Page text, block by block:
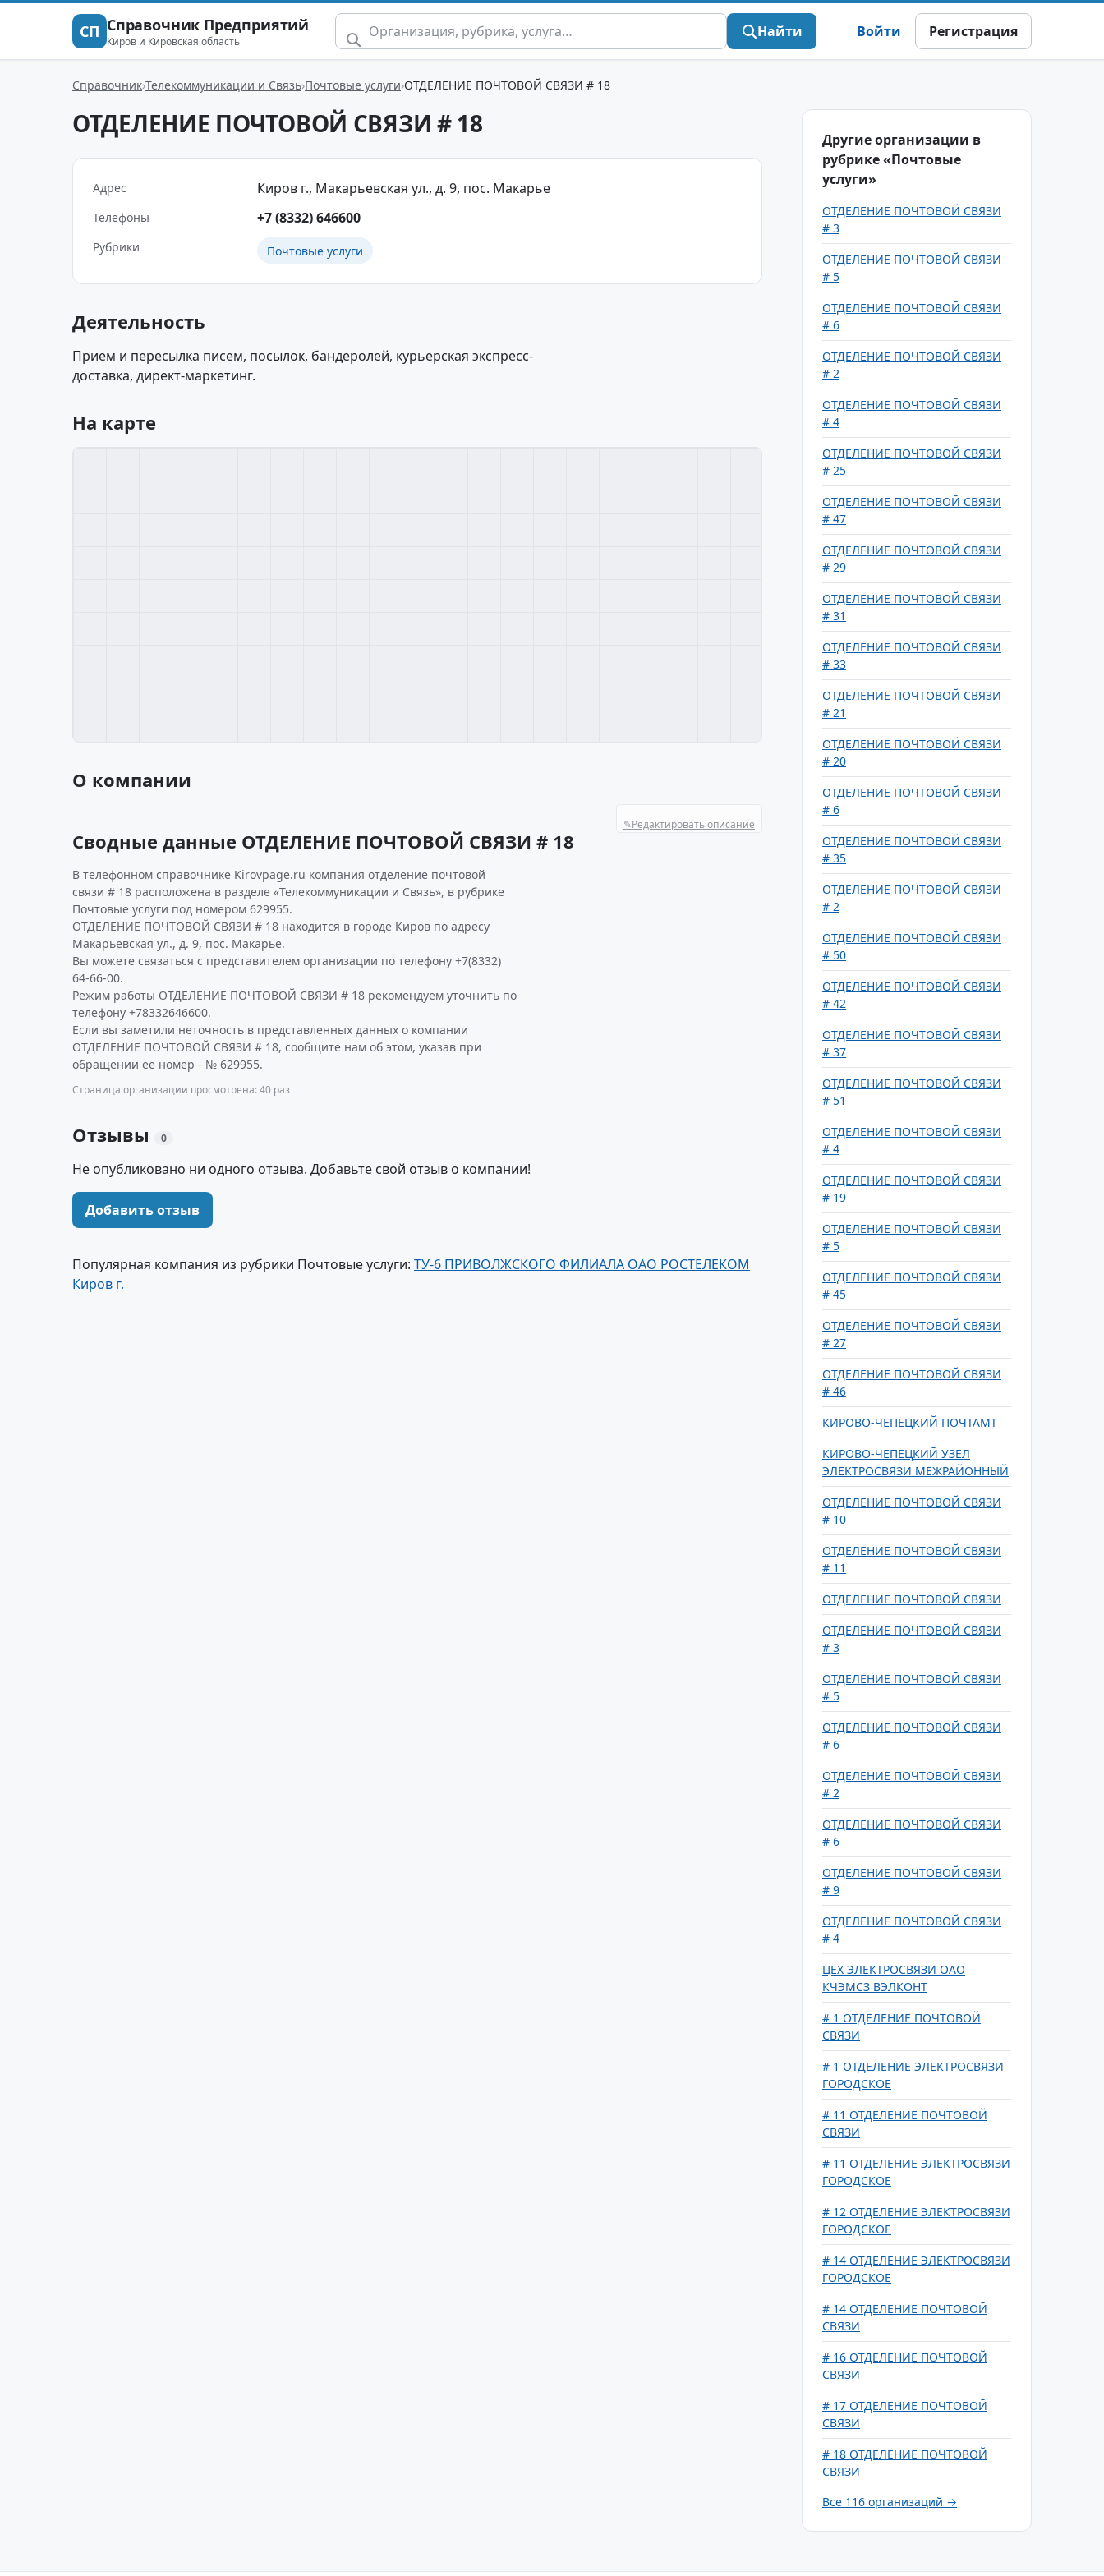
СП Справочник Предприятий
Киров и Кировская область
Найти Войти Регистрация
Справочник Телекоммуникации и Связь Почтовые услуги ОТДЕЛЕНИЕ ПОЧТОВОЙ СВЯЗИ # 18
ОТДЕЛЕНИЕ ПОЧТОВОЙ СВЯЗИ # 18
Адрес Киров г., Макарьевская ул., д. 9, пос. Макарье
Телефоны +7 (8332) 646600
Рубрики Почтовые услуги
Деятельность
Прием и пересылка писем, посылок, бандеролей, курьерская экспресс-
доставка, директ-маркетинг.
На карте
О компании
✎Редактировать описание
Сводные данные ОТДЕЛЕНИЕ ПОЧТОВОЙ СВЯЗИ # 18
В телефонном справочнике Kirovpage.ru компания отделение почтовой
связи # 18 расположена в разделе «Телекоммуникации и Связь», в рубрике
Почтовые услуги под номером 629955.
ОТДЕЛЕНИЕ ПОЧТОВОЙ СВЯЗИ # 18 находится в городе Киров по адресу
Макарьевская ул., д. 9, пос. Макарье.
Вы можете связаться с представителем организации по телефону +7(8332)
64-66-00.
Режим работы ОТДЕЛЕНИЕ ПОЧТОВОЙ СВЯЗИ # 18 рекомендуем уточнить по
телефону +78332646600.
Если вы заметили неточность в представленных данных о компании
ОТДЕЛЕНИЕ ПОЧТОВОЙ СВЯЗИ # 18, сообщите нам об этом, указав при
обращении ее номер - № 629955.
Страница организации просмотрена: 40 раз
Отзывы 0
Не опубликовано ни одного отзыва. Добавьте свой отзыв о компании!
Добавить отзыв
Популярная компания из рубрики Почтовые услуги: ТУ-6 ПРИВОЛЖСКОГО ФИЛИАЛА ОАО РОСТЕЛЕКОМ
Киров г.
Другие организации в
рубрике «Почтовые
услуги»
ОТДЕЛЕНИЕ ПОЧТОВОЙ СВЯЗИ
# 3
ОТДЕЛЕНИЕ ПОЧТОВОЙ СВЯЗИ
# 5
ОТДЕЛЕНИЕ ПОЧТОВОЙ СВЯЗИ
# 6
ОТДЕЛЕНИЕ ПОЧТОВОЙ СВЯЗИ
# 2
ОТДЕЛЕНИЕ ПОЧТОВОЙ СВЯЗИ
# 4
ОТДЕЛЕНИЕ ПОЧТОВОЙ СВЯЗИ
# 25
ОТДЕЛЕНИЕ ПОЧТОВОЙ СВЯЗИ
# 47
ОТДЕЛЕНИЕ ПОЧТОВОЙ СВЯЗИ
# 29
ОТДЕЛЕНИЕ ПОЧТОВОЙ СВЯЗИ
# 31
ОТДЕЛЕНИЕ ПОЧТОВОЙ СВЯЗИ
# 33
ОТДЕЛЕНИЕ ПОЧТОВОЙ СВЯЗИ
# 21
ОТДЕЛЕНИЕ ПОЧТОВОЙ СВЯЗИ
# 20
ОТДЕЛЕНИЕ ПОЧТОВОЙ СВЯЗИ
# 6
ОТДЕЛЕНИЕ ПОЧТОВОЙ СВЯЗИ
# 35
ОТДЕЛЕНИЕ ПОЧТОВОЙ СВЯЗИ
# 2
ОТДЕЛЕНИЕ ПОЧТОВОЙ СВЯЗИ
# 50
ОТДЕЛЕНИЕ ПОЧТОВОЙ СВЯЗИ
# 42
ОТДЕЛЕНИЕ ПОЧТОВОЙ СВЯЗИ
# 37
ОТДЕЛЕНИЕ ПОЧТОВОЙ СВЯЗИ
# 51
ОТДЕЛЕНИЕ ПОЧТОВОЙ СВЯЗИ
# 4
ОТДЕЛЕНИЕ ПОЧТОВОЙ СВЯЗИ
# 19
ОТДЕЛЕНИЕ ПОЧТОВОЙ СВЯЗИ
# 5
ОТДЕЛЕНИЕ ПОЧТОВОЙ СВЯЗИ
# 45
ОТДЕЛЕНИЕ ПОЧТОВОЙ СВЯЗИ
# 27
ОТДЕЛЕНИЕ ПОЧТОВОЙ СВЯЗИ
# 46
КИРОВО-ЧЕПЕЦКИЙ ПОЧТАМТ
КИРОВО-ЧЕПЕЦКИЙ УЗЕЛ
ЭЛЕКТРОСВЯЗИ МЕЖРАЙОННЫЙ
ОТДЕЛЕНИЕ ПОЧТОВОЙ СВЯЗИ
# 10
ОТДЕЛЕНИЕ ПОЧТОВОЙ СВЯЗИ
# 11
ОТДЕЛЕНИЕ ПОЧТОВОЙ СВЯЗИ
ОТДЕЛЕНИЕ ПОЧТОВОЙ СВЯЗИ
# 3
ОТДЕЛЕНИЕ ПОЧТОВОЙ СВЯЗИ
# 5
ОТДЕЛЕНИЕ ПОЧТОВОЙ СВЯЗИ
# 6
ОТДЕЛЕНИЕ ПОЧТОВОЙ СВЯЗИ
# 2
ОТДЕЛЕНИЕ ПОЧТОВОЙ СВЯЗИ
# 6
ОТДЕЛЕНИЕ ПОЧТОВОЙ СВЯЗИ
# 9
ОТДЕЛЕНИЕ ПОЧТОВОЙ СВЯЗИ
# 4
ЦЕХ ЭЛЕКТРОСВЯЗИ ОАО
КЧЭМСЗ ВЭЛКОНТ
# 1 ОТДЕЛЕНИЕ ПОЧТОВОЙ
СВЯЗИ
# 1 ОТДЕЛЕНИЕ ЭЛЕКТРОСВЯЗИ
ГОРОДСКОЕ
# 11 ОТДЕЛЕНИЕ ПОЧТОВОЙ
СВЯЗИ
# 11 ОТДЕЛЕНИЕ ЭЛЕКТРОСВЯЗИ
ГОРОДСКОЕ
# 12 ОТДЕЛЕНИЕ ЭЛЕКТРОСВЯЗИ
ГОРОДСКОЕ
# 14 ОТДЕЛЕНИЕ ЭЛЕКТРОСВЯЗИ
ГОРОДСКОЕ
# 14 ОТДЕЛЕНИЕ ПОЧТОВОЙ
СВЯЗИ
# 16 ОТДЕЛЕНИЕ ПОЧТОВОЙ
СВЯЗИ
# 17 ОТДЕЛЕНИЕ ПОЧТОВОЙ
СВЯЗИ
# 18 ОТДЕЛЕНИЕ ПОЧТОВОЙ
СВЯЗИ
Все 116 организаций →